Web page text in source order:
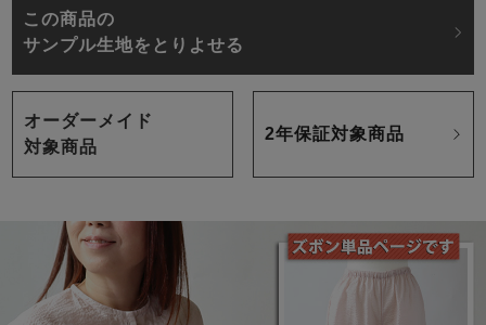
この商品の
サンプル生地をとりよせる
オーダーメイド
対象商品
2年保証対象商品